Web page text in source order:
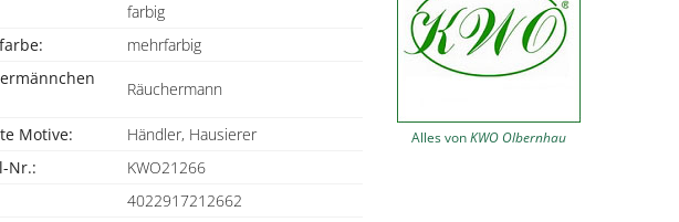
farbig
mehrfarbig
Räuchermann
Motive:
Händler, Hausierer
Nr.:
KWO21266
4022917212662
Alles vonKWO Olbernhau